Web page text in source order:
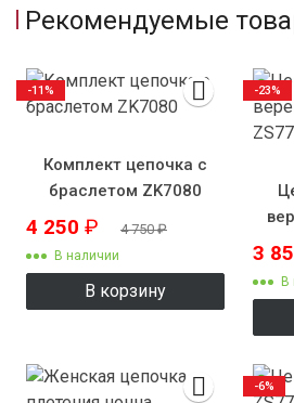
Рекомендуемые
Комплект цепочка с
браслетом ZK7080
4 250 ₽ 4 750₽
В наличии
В корзину
-11%
3
В
-23%
-6%